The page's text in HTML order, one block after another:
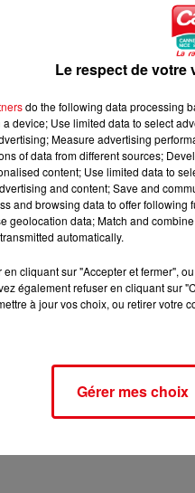
Le respect de votre
do the following data processing
device; Use limited data to select
Measure advertising
of data from different sources;
content; Use limited data to
and content; Save and
and browsing data to offer
geolocation data; Match and
automatically.
en cliquant sur "Accepter et fermer",
également refuser en cliquant sur
à jour vos choix, ou retirer votre
Gérer mes choix